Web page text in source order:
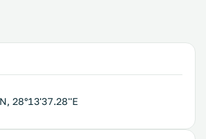
28°13'37.28''E